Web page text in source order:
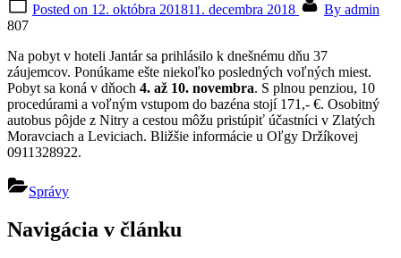
Posted on 12. októbra 201811. decembra 2018 By admin
807
Na pobyt v hoteli Jantár sa prihlásilo k dnešnému dňu 37
záujemcov. Ponúkame ešte niekoľko posledných voľných miest.
Pobyt sa koná v dňoch 4. až 10. novembra. S plnou penziou, 10
procedúrami a voľným vstupom do bazéna stojí 171,- €. Osobitný
autobus pôjde z Nitry a cestou môžu pristúpiť účastníci v Zlatých
Moravciach a Leviciach. Bližšie informácie u Oľgy Držíkovej
0911328922.
Správy
Navigácia v článku